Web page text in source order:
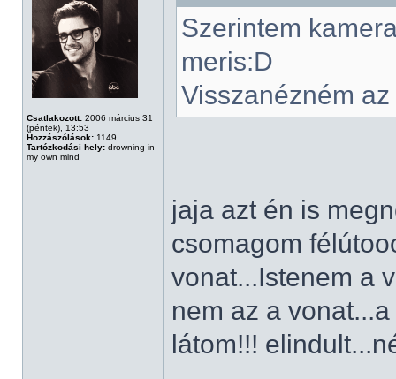
Csatlakozott: 2006 március 31
(péntek), 13:53
Hozzászólások: 1149
Tartózkodási hely: drowning in
my own mind
Szerintem
meris:D
Visszanézném
jaja azt én is
csomagom
vonat...Istenem a
nem az a
látom!!!